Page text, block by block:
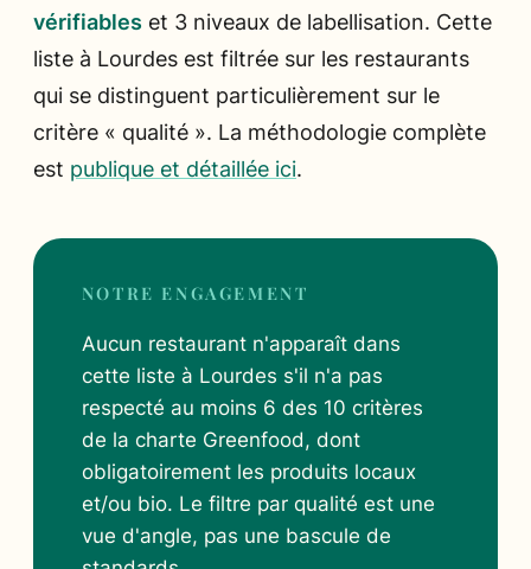
vérifiables et 3 niveaux de labellisation. Cette
liste à Lourdes est filtrée sur les restaurants
qui se distinguent particulièrement sur le
critère « qualité ». La méthodologie complète
est publique et détaillée ici.
NOTRE ENGAGEMENT
Aucun restaurant n'apparaît dans
cette liste à Lourdes s'il n'a pas
respecté au moins 6 des 10 critères
de la charte Greenfood, dont
obligatoirement les produits locaux
et/ou bio. Le filtre par qualité est une
vue d'angle, pas une bascule de